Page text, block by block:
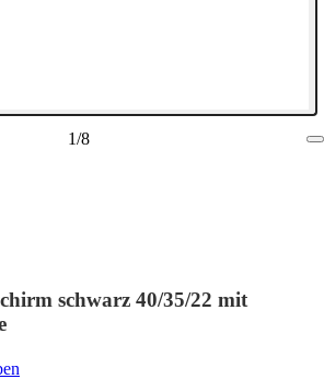
1/8
schwarz 40/35/22 mit